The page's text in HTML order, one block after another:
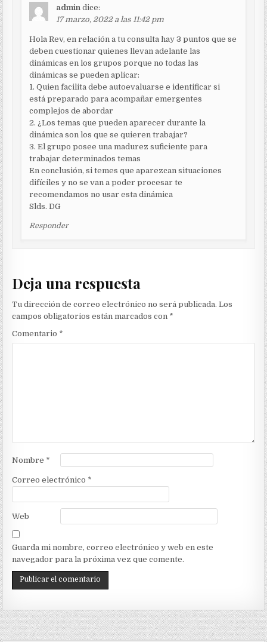
admin dice:
17 marzo, 2022 a las 11:42 pm
Hola Rev, en relación a tu consulta hay 3 puntos que se
deben cuestionar quienes llevan adelante las
dinámicas en los grupos porque no todas las
dinámicas se pueden aplicar:
1. Quien facilita debe autoevaluarse e identificar si
está preparado para acompañar emergentes
complejos de abordar
2. ¿Los temas que pueden aparecer durante la
dinámica son los que se quieren trabajar?
3. El grupo posee una madurez suficiente para
trabajar determinados temas
En conclusión, si temes que aparezcan situaciones
difíciles y no se van a poder procesar te
recomendamos no usar esta dinámica
Slds. DG
Responder
Deja una respuesta
Tu dirección de correo electrónico no será publicada. Los
campos obligatorios están marcados con *
Comentario *
Nombre *
Correo electrónico *
Web
Guarda mi nombre, correo electrónico y web en este
navegador para la próxima vez que comente.